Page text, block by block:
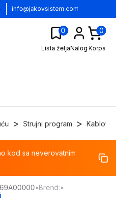
info@jakovsistem.com
0
Lista željaNalog
0
Korpa
> Strujni program > Kablovi
%
kod sa neverovatnim
•Brend:•